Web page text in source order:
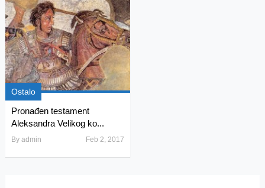
Ostalo
Pronađen testament
Aleksandra Velikog ko...
By admin Feb 2, 2017